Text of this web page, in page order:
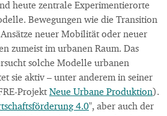
heute zentrale Experimentierorte
Bewegungen wie die Transition
neuer Mobilität oder neuer
zumeist im urbanen Raum. Das
solche Modelle urbanen
sie aktiv – unter anderem in seiner
ProjektNeue Urbane Produktion).
4.0", aber auch der